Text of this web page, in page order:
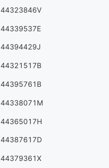
44323846V
44339537E
44394429J
44321517B
44395761B
44338071M
44365017H
44387617D
44379361X